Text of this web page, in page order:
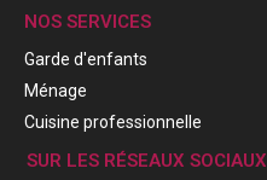
NOS SERVICES
Garde d'enfants
Ménage
Cuisine professionnelle
SUR LES RÉSEAUX SOCIAUX